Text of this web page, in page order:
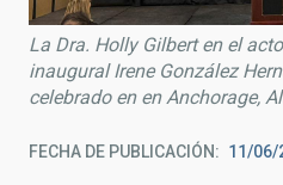
La Dra. Holly Gilbert en el
inaugural Irene González
celebrado en en Anchorage,
FECHA DE PUBLICACIÓN 11/06/